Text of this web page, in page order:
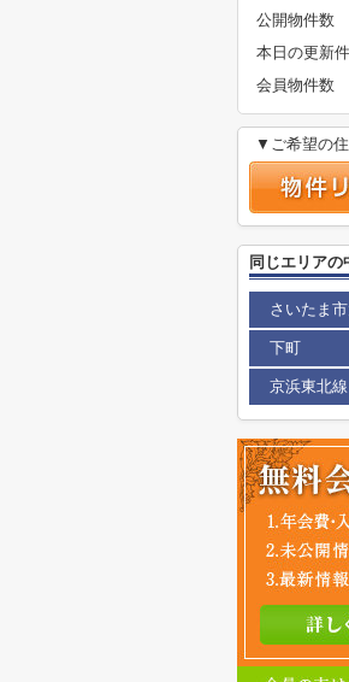
公開物件数
本日の更新
会員物件数
▼ご希望の
同じエリア
さいたま
下町
京浜東北